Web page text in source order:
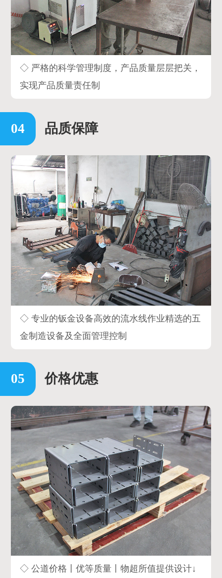
◇ 严格的科学管理制度，产品质量层层把关，
实现产品质量责任制
品质保障
◇ 专业的钣金设备高效的流水线作业精选的五
金制造设备及全面管理控制
价格优惠
◇ 公道价格丨优等质量丨物超所值提供设计↓